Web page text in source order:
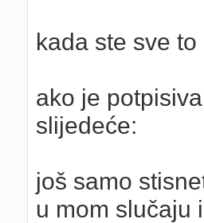
kada ste sve
ako je
slijedeće:
još samo
u mom slučaju